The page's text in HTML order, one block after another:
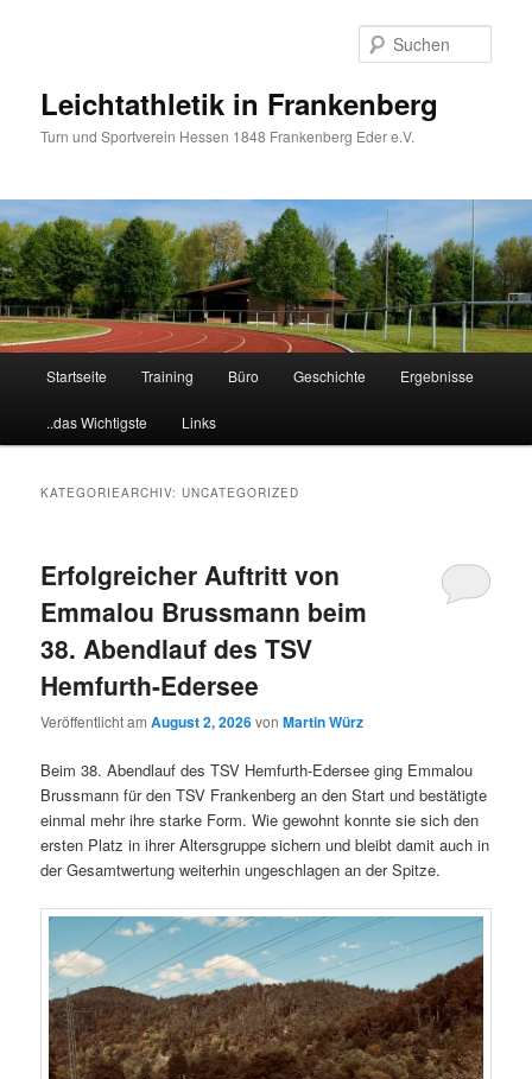
Leichtathletik in Frankenberg
Turn und Sportverein Hessen 1848 Frankenberg Eder e.V.
Startseite Training Büro Geschichte Ergebnisse
..das Wichtigste Links
KATEGORIEARCHIV:UNCATEGORIZED
Erfolgreicher Auftritt von
Emmalou Brussmann beim
38. Abendlauf des TSV
Hemfurth-Edersee
Veröffentlicht amAugust 2, 2026vonMartin Würz
Beim 38. Abendlauf des TSV Hemfurth-Edersee ging Emmalou
Brussmann für den TSV Frankenberg an den Start und bestätigte
einmal mehr ihre starke Form. Wie gewohnt konnte sie sich den
ersten Platz in ihrer Altersgruppe sichern und bleibt damit auch in
der Gesamtwertung weiterhin ungeschlagen an der Spitze.